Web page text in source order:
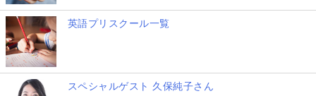
英語プリスクール一覧
スペシャルゲスト 久保純子さん